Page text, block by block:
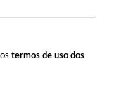
termos de uso dos